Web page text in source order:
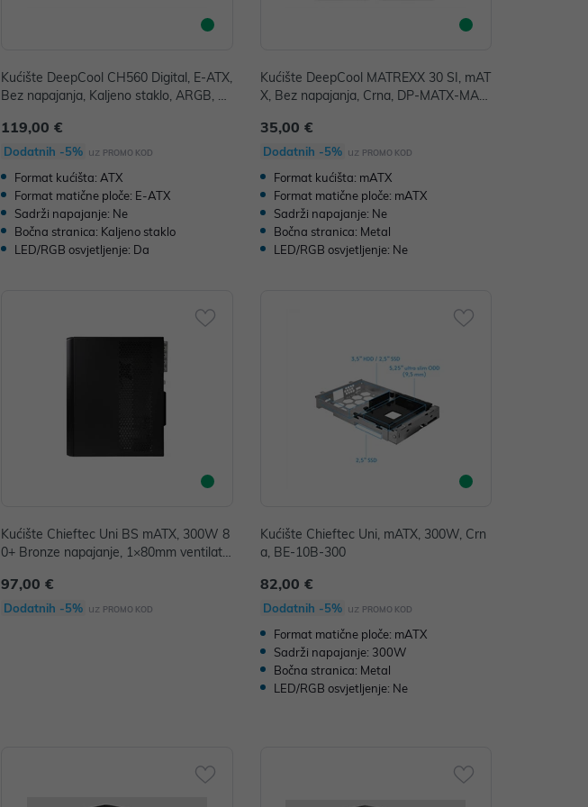
Kućište DeepCool CH560 Digital, E-ATX,
Bez napajanja, Kaljeno staklo, ARGB, Cr
119,00 €
Dodatnih -5% uz PROMO KOD
Format kućišta: ATX
Format matične ploče: E-ATX
Sadrži napajanje: Ne
Bočna stranica: Kaljeno staklo
LED/RGB osvjetljenje: Da
Kućište DeepCool MATREXX 30 SI, mAT
X, Bez napajanja, Crna, DP-MATX-MAT
35,00 €
Dodatnih -5% uz PROMO KOD
Format kućišta: mATX
Format matične ploče: mATX
Sadrži napajanje: Ne
Bočna stranica: Metal
LED/RGB osvjetljenje: Ne
Kućište Chieftec Uni BS mATX, 300W 8
0+ Bronze napajanje, 1×80mm ventilato
97,00 €
Dodatnih -5% uz PROMO KOD
Kućište Chieftec Uni, mATX, 300W, Crn
a, BE-10B-300
82,00 €
Dodatnih -5% uz PROMO KOD
Format matične ploče: mATX
Sadrži napajanje: 300W
Bočna stranica: Metal
LED/RGB osvjetljenje: Ne